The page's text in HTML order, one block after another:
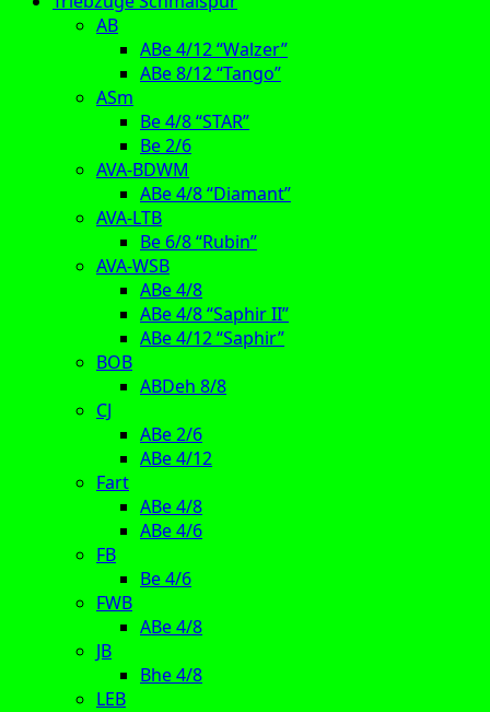
AB
ABe 4/12 “Walzer”
ABe 8/12 “Tango”
ASm
Be 4/8 “STAR”
Be 2/6
AVA-BDWM
ABe 4/8 “Diamant”
AVA-LTB
Be 6/8 “Rubin”
AVA-WSB
ABe 4/8
ABe 4/8 “Saphir II”
ABe 4/12 “Saphir”
BOB
ABDeh 8/8
CJ
ABe 2/6
ABe 4/12
Fart
ABe 4/8
ABe 4/6
FB
Be 4/6
FWB
ABe 4/8
JB
Bhe 4/8
LEB